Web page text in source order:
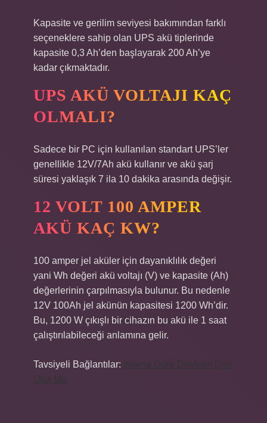
Kapasite ve gerilim seviyesi bakımından farklı
seçeneklere sahip olan UPS akü tiplerinde
kapasite 0,3 Ah’den başlayarak 200 Ah’ye
kadar çıkmaktadır.
UPS AKÜ VOLTAJI KAÇ
OLMALI?
Sadece bir PC için kullanılan standart UPS’ler
genellikle 12V/7Ah akü kullanır ve akü şarj
süresi yaklaşık 7 ila 10 dakika arasında değişir.
12 VOLT 100 AMPER
AKÜ KAÇ KW?
100 amper jel aküler için dayanıklılık değeri
yani Wh değeri akü voltajı (V) ve kapasite (Ah)
değerlerinin çarpılmasıyla bulunur. Bu nedenle
12V 100Ah jel akünün kapasitesi 1200 Wh’dir.
Bu, 1200 W çıkışlı bir cihazın bu akü ile 1 saat
çalıştırılabileceği anlamına gelir.
Tavsiyeli Bağlantılar: